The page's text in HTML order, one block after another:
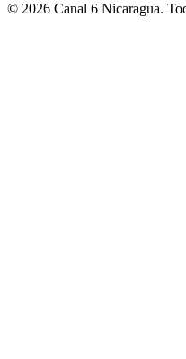
© 2026 Canal 6 Nicaragua.